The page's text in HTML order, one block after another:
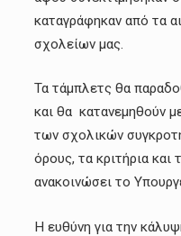
καταγράφηκαν από τα
σχολείων μας.
Τα τάμπλετς θα
και θα κατανεμηθούν
των σχολικών
όρους, τα κριτήρια και
ανακοινώσει το
Η ευθύνη για την